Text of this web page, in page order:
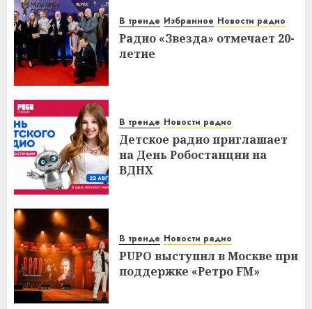
В тренде Избранное Новости радио
Радио «Звезда» отмечает 20-
летие
В тренде Новости радио
Детское радио приглашает
на День Робостанции на
ВДНХ
В тренде Новости радио
PUPO выступил в Москве при
поддержке «Ретро FM»